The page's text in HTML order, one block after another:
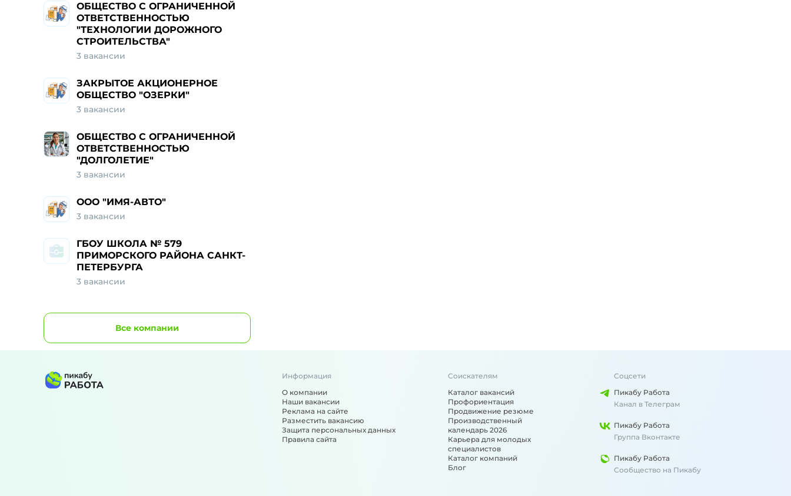
ОБЩЕСТВО С ОГРАНИЧЕННОЙ
ОТВЕТСТВЕННОСТЬЮ
"ТЕХНОЛОГИИ ДОРОЖНОГО
СТРОИТЕЛЬСТВА"
3 вакансии
ЗАКРЫТОЕ АКЦИОНЕРНОЕ
ОБЩЕСТВО "ОЗЕРКИ"
3 вакансии
ОБЩЕСТВО С ОГРАНИЧЕННОЙ
ОТВЕТСТВЕННОСТЬЮ
"ДОЛГОЛЕТИЕ"
3 вакансии
ООО "ИМЯ-АВТО"
3 вакансии
ГБОУ ШКОЛА № 579
ПРИМОРСКОГО РАЙОНА САНКТ-
ПЕТЕРБУРГА
3 вакансии
Все компании
Информация
О компании
Наши вакансии
Реклама на сайте
Разместить вакансию
Защита персональных данных
Правила сайта
Соискателям
Каталог вакансий
Профориентация
Продвижение резюме
Производственный
календарь 2026
Карьера для молодых
специалистов
Каталог компаний
Блог
Соцсети
Пикабу Работа
Канал в Телеграм
Пикабу Работа
Группа Вконтакте
Пикабу Работа
Сообщество на Пикабу